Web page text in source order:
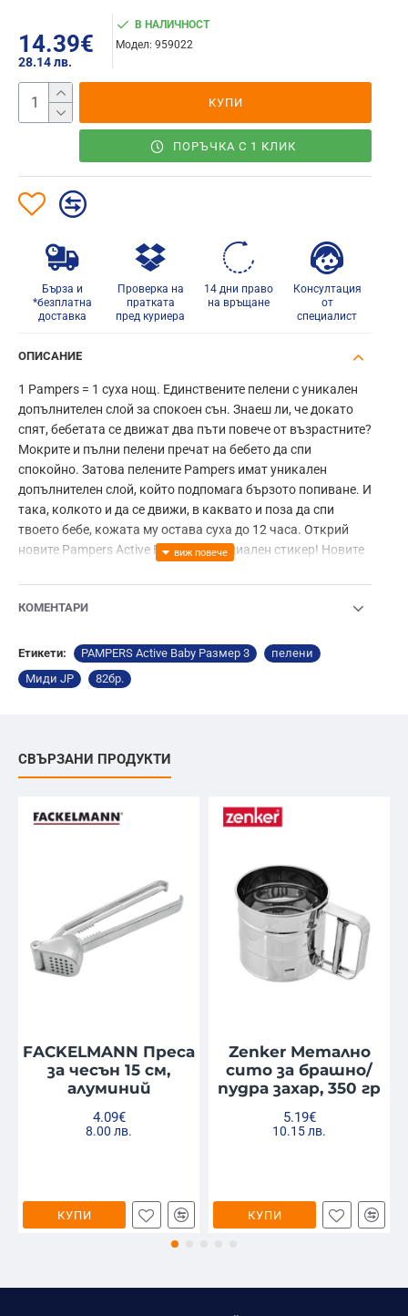
14.39€
28.14 лв.
В НАЛИЧНОСТ
Модел: 959022
КУПИ
ПОРЪЧКА С 1 КЛИК
Бърза и
*безплатна
доставка
Проверка на
пратката
пред куриера
14 дни право
на връщане
Консултация
от
специалист
ОПИСАНИЕ
1 Pampers = 1 суха нощ. Единствените пелени с уникален
допълнителен слой за спокоен сън. Знаеш ли, че докато
спят, бебетата се движат два пъти повече от възрастните?
Мокрите и пълни пелени пречат на бебето да спи
спокойно. Затова пелените Pampers имат уникален
допълнителен слой, който подпомага бързото попиване. И
така, колкото и да се движи, в каквато и поза да спи
твоето бебе, кожата му остава суха до 12 часа. Открий
новите Pampers Active Baby със специален стикер! Новите
протичане* за по-добра защита през цялата нощ.
*в сравнение с предходните Active Baby, налични до
КОМЕНТАРИ
Етикети: PAMPERS Active Baby Размер 3
пелени
Миди JP
82бр.
СВЪРЗАНИ ПРОДУКТИ
FACKELMANN Преса
за чесън 15 см,
алуминий
4.09€
8.00 лв.
КУПИ
Zenker Метално
сито за брашно/
пудра захар, 350 гр
5.19€
10.15 лв.
КУПИ